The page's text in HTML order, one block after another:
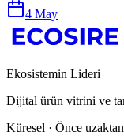
4 May
Ekosistemin Lideri
Dijital ürün vitrini ve
Küresel · Önce uzaktan